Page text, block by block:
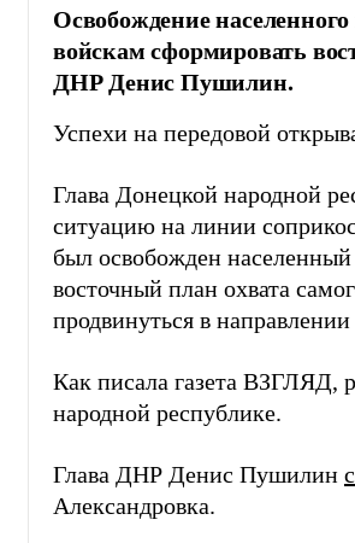
Освобождение
войскам сформировать
ДНР Денис Пушилин.
Успехи на передовой
Глава Донецкой народной
ситуацию на линии
был освобожден
восточный план охвата
продвинуться в
Как писала газета ВЗГЛЯД,
народной республике.
Глава ДНР Денис Пушилин
Александровка.